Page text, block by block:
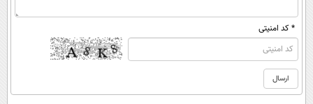
* کد امنیتی